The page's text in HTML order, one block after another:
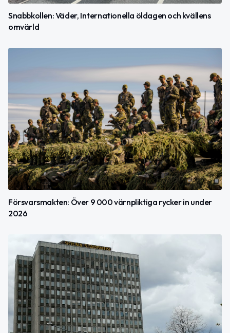
Snabbkollen: Väder, Internationella öldagen och kvällens
omvärld
Försvarsmakten: Över 9 000 värnpliktiga rycker in under
2026